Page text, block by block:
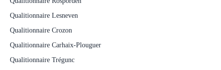
Qualitionnaire Lesneven
Qualitionnaire Crozon
Qualitionnaire Carhaix-Plouguer
Qualitionnaire Trégunc